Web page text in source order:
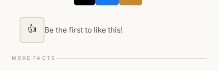
👍 Be the first to like this!
MORE FACTS